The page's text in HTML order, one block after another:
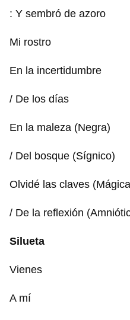
: Y sembró de azoro
Mi rostro
En la incertidumbre
/ De los días
En la maleza (Negra)
/ Del bosque (Sígnico)
Olvidé las claves
/ De la reflexión
Silueta
Vienes
A mí